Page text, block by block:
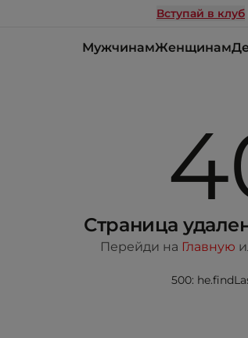
Вступай в клуб
МужчинамЖенщинам
Страница
Перейди на Главную
500: